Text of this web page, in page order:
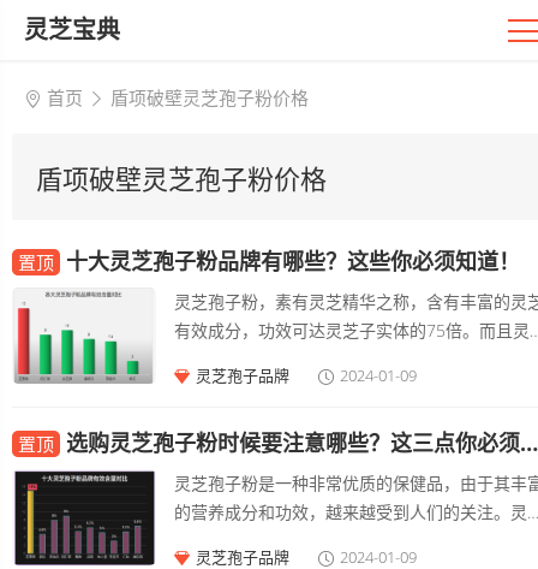
灵芝宝典
首页 盾项破壁灵芝孢子粉价格
盾项破壁灵芝孢子粉价格
置顶 十大灵芝孢子粉品牌有哪些？这些你必须知道！
灵芝孢子粉，素有灵芝精华之称，含有丰富的灵
有效成分，功效可达灵芝子实体的75倍。而且灵
重要的标准。有效成分含量一直是评选
灵芝孢子品牌 2024-01-09
置顶 选购灵芝孢子粉时候要注意哪些？这三点你必须知道
灵芝孢子粉是一种非常优质的保健品，由于其丰
的营养成分和功效，越来越受到人们的关注。灵
灵芝孢子品牌 2024-01-09